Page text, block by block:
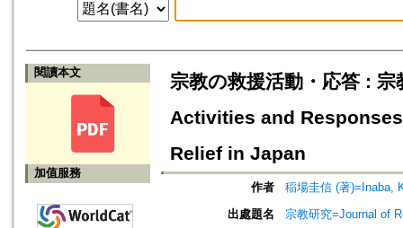
閱讀本文
加值服務
宗教の救援活動・応答 :
Activities and
Relief in Japan
作者
稲場圭信 (著)=Inaba,
出處題名
宗教研究=Journal of